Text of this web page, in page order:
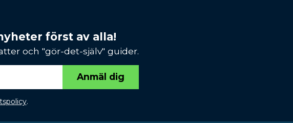
först av alla!
och "gör-det-själv" guider.
Anmäl dig
.